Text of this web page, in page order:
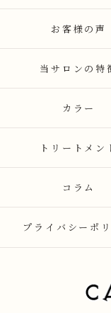
お客様の声
当サロンの特
カラー
トリートメン
コラム
プライバシーポ